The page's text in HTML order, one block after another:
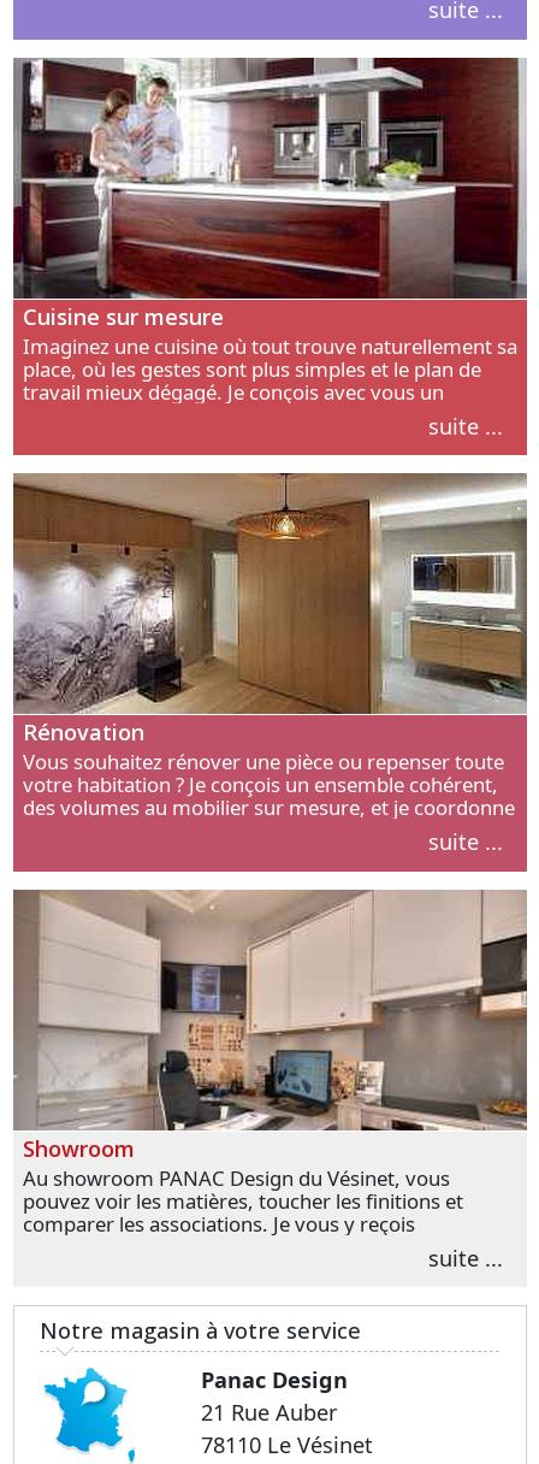
suite ...
Cuisine sur mesure
Imaginez une cuisine où tout trouve naturellement sa
place, où les gestes sont plus simples et le plan de
travail mieux dégagé. Je conçois avec vous un
aménagement adapté à votre manière de cuisiner, de
suite ...
Rénovation
Vous souhaitez rénover une pièce ou repenser toute
votre habitation ? Je conçois un ensemble cohérent,
des volumes au mobilier sur mesure, et je coordonne
suite ...
Showroom
Au showroom PANAC Design du Vésinet, vous
pouvez voir les matières, toucher les finitions et
comparer les associations. Je vous y reçois
personnellement pour parler de votre projet et
transformer vos premières idées en choix plussuite ...
Notre magasin à votre service
Panac Design
21 Rue Auber
78110 Le Vésinet